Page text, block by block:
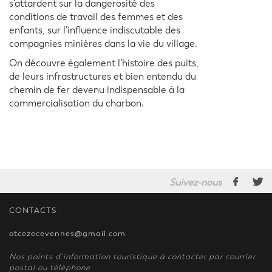
s’attardent sur la dangerosité des
conditions de travail des femmes et des
enfants, sur l’influence indiscutable des
compagnies minières dans la vie du village.
On découvre également l’histoire des puits,
de leurs infrastructures et bien entendu du
chemin de fer devenu indispensable à la
commercialisation du charbon.
Suivez-nous
CONTACTS
otcezecevennes@gmail.com
Nos points d’information touristique à contacter par courrier
postal ou téléphone